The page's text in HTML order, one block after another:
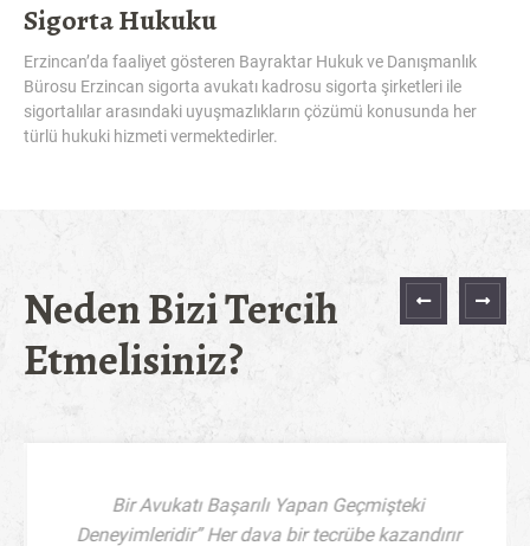
Sigorta Hukuku
Erzincan’da faaliyet gösteren Bayraktar Hukuk ve Danışmanlık
Bürosu Erzincan sigorta avukatı kadrosu sigorta şirketleri ile
sigortalılar arasındaki uyuşmazlıkların çözümü konusunda her
türlü hukuki hizmeti vermektedirler.
Neden Bizi Tercih
Etmelisiniz?
Sonraki
Bir Avukatı Başarılı Yapan Geçmişteki
Deneyimleridir” Her dava bir tecrübe kazandırır